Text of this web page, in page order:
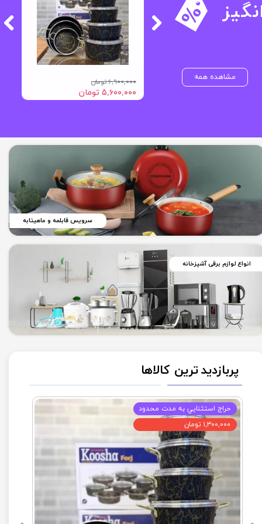
مشاهده همه ۶,۹۰۰,۰۰۰ تومان
۵,۶۰۰,۰۰۰ تومان
موجودی
سرویس قابلمه و ماهیتابه
انواع لوازم برقی آشپزخانه
پربازدید ترین کالاها
حراج استثنايي به مدت محدود
۱,۳۰۰,۰۰۰ تومان